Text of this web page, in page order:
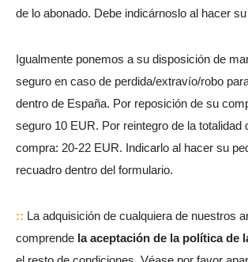
de lo abonado. Debe indicárnoslo al hacer
Igualmente ponemos a su disposición de
seguro en caso de perdida/extravío/robo
dentro de España. Por reposición de su
seguro 10 EUR. Por reintegro de la totalidad
compra: 20-22 EUR. Indicarlo al hacer su
recuadro dentro del formulario.
:: La adquisición de cualquiera de nuestros
comprende la aceptación de la política de